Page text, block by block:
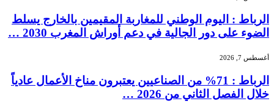
الرباط : اليوم الوطني للمغاربة المقيمين بالخارج يسلط
الضوء على دور الجالية في دعم أوراش المغرب 2030 …
أغسطس 7, 2026
الرباط : 71% من الصناعيين يعتبرون مناخ الأعمال عادياً
خلال الفصل الثاني من 2026 …